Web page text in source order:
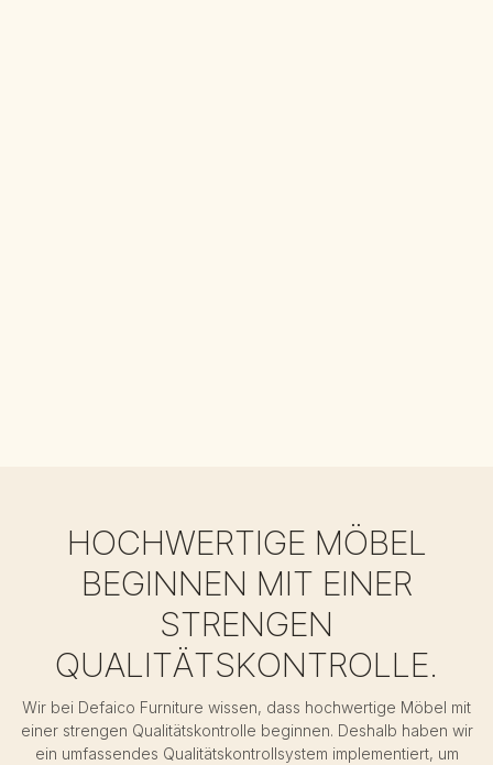
HOCHWERTIGE MÖBEL
BEGINNEN MIT EINER
STRENGEN
QUALITÄTSKONTROLLE.
Wir bei Defaico Furniture wissen, dass hochwertige Möbel mit
einer strengen Qualitätskontrolle beginnen. Deshalb haben wir
ein umfassendes Qualitätskontrollsystem implementiert, um